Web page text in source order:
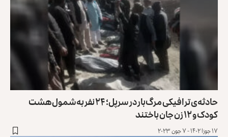
حادثه‌ی ترافیکی مرگ‌بار در سرپل؛ ۲۴ نفر به‌شمول هشت
کودک و ۱۲ زن جان باختند
۱۷ جوزا ۱۴۰۲ - ۷ جون ۲۰۲۳